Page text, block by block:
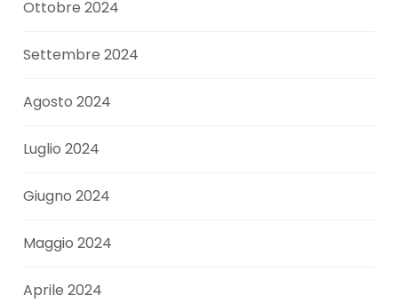
Ottobre 2024
Settembre 2024
Agosto 2024
Luglio 2024
Giugno 2024
Maggio 2024
Aprile 2024